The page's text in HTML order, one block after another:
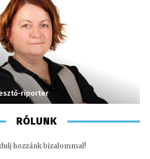
riporter
RÓLUNK
hozzánk bizalommal!